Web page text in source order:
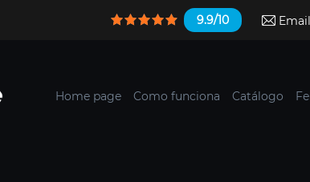
9.9/10 Email
Home page Como funciona Catálogo